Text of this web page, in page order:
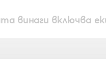
винаги включва